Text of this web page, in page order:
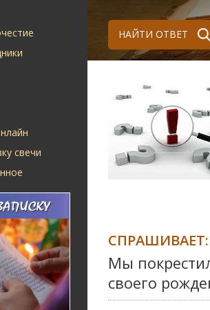
свечи
НАЙТИ ОТВЕТ
СПРАШИВАЕТ:
Мы
своего